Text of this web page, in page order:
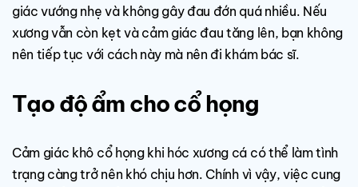
giác vướng nhẹ và không gây đau đớn quá nhiều. Nếu
xương vẫn còn kẹt và cảm giác đau tăng lên, bạn không
nên tiếp tục với cách này mà nên đi khám bác sĩ.
Tạo độ ẩm cho cổ họng
Cảm giác khô cổ họng khi hóc xương cá có thể làm tình
trạng càng trở nên khó chịu hơn. Chính vì vậy, việc cung